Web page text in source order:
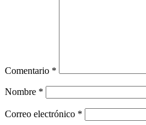
Comentario *
Nombre *
Correo electrónico *